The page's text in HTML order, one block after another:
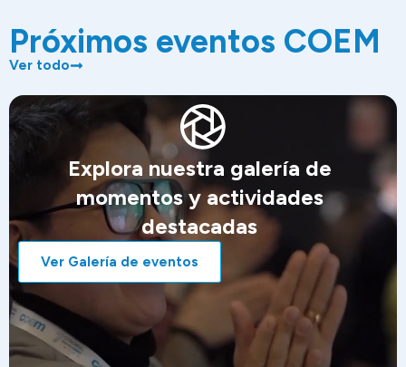
Próximos eventos COEM
Ver todo
Explora nuestra galería de
momentos y actividades
destacadas
Ver Galería de eventos